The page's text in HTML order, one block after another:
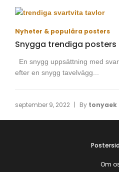
Nyheter & populära posters
Snygga trendiga posters
En snygg uppsättning med
efter en snygg tavelvägg...
september 9, 2022 | By tonyaek
Om